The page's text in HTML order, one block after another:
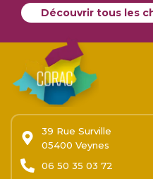
Découvrir tous les
39 Rue Surville
05400 Veynes
06 50 35 03 72